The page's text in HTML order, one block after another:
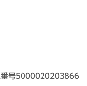
番号5000020203866